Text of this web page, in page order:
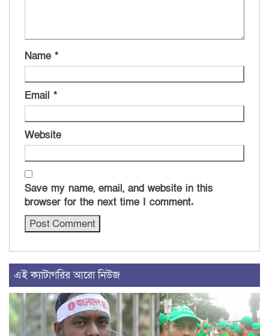
Name *
Email *
Website
Save my name, email, and website in this
browser for the next time I comment.
এই ক্যাটাগরির আরো নিউজ